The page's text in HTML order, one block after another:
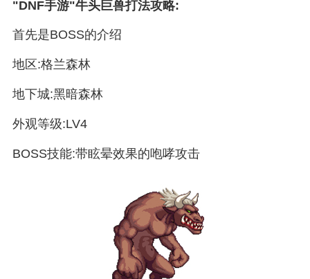
"DNF手游"牛头巨兽打法攻略:
首先是BOSS的介绍
地区:格兰森林
地下城:黑暗森林
外观等级:LV4
BOSS技能:带眩晕效果的咆哮攻击